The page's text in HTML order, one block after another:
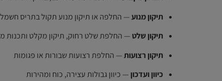
תיקון מנוע— החלפה או תיקון מנוע תקול בתריס
תיקון שלט— החלפת שלט רחוק, תיקון מקלט ותכנות
תיקון רצועות— החלפת רצועות שבורות או פגומות
כיוון ועדכון — כיוון גבולות עצירה, כוח ומהירות